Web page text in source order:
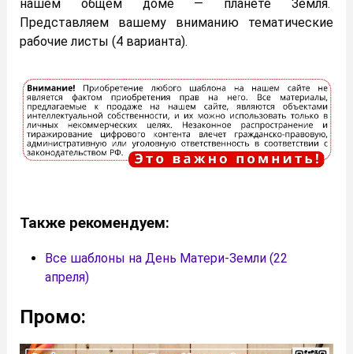
нашем общем доме — планете Земля.
Представляем вашему вниманию тематические
рабочие листы (4 варианта).
Также рекомендуем:
Все шаблоны на День Матери-Земли (22
апреля)
Промо: